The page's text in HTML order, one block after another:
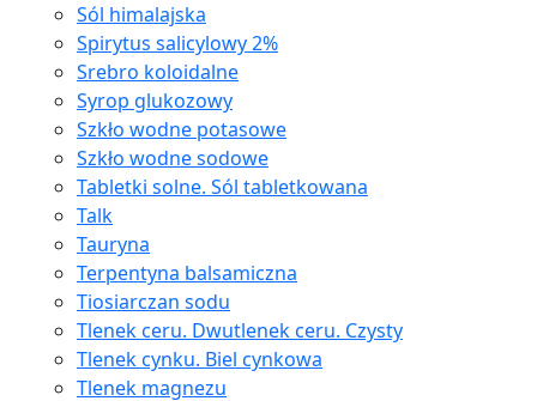
Sól himalajska
Spirytus salicylowy 2%
Srebro koloidalne
Syrop glukozowy
Szkło wodne potasowe
Szkło wodne sodowe
Tabletki solne. Sól tabletkowana
Talk
Tauryna
Terpentyna balsamiczna
Tiosiarczan sodu
Tlenek ceru. Dwutlenek ceru. Czysty
Tlenek cynku. Biel cynkowa
Tlenek magnezu